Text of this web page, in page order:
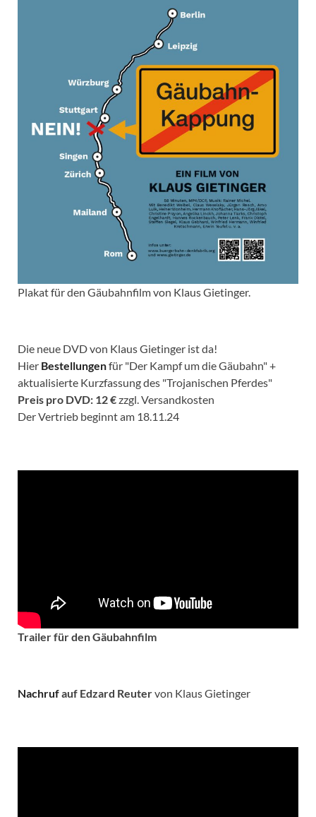
Plakat für den Gäubahnfilm von Klaus Gietinger.
Die neue DVD von Klaus Gietinger ist da!
Hier Bestellungenfür "Der Kampf um die Gäubahn" +
aktualisierte Kurzfassung des "Trojanischen Pferdes"
Preis pro DVD: 12 €zzgl. Versandkosten
Der Vertrieb beginnt am 18.11.24
Trailer für den Gäubahnfilm
Nachrufauf Edzard Reutervon Klaus Gietinger